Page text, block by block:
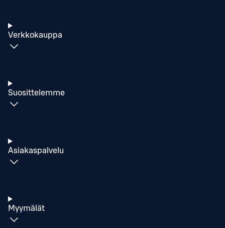
Verkkokauppa
Suosittelemme
Asiakaspalvelu
Myymälät